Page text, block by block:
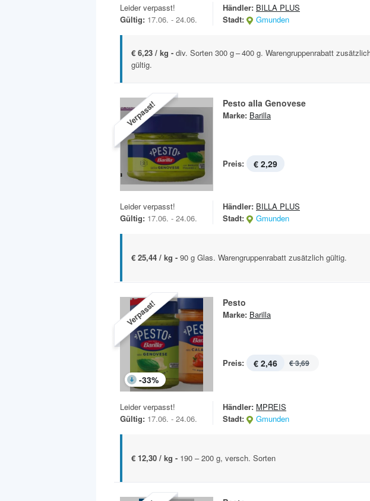
Leider verpasst!
Gültig: 17.06. - 24.06.
Händler: BILLA PLUS
Stadt:
Gmunden
€ 6,23 / kg - div. Sorten 300 g – 400 g. Warengruppenrabatt
gültig.
Verpasst! Pesto alla Genovese
Marke: Barilla
Preis: € 2,29
Leider verpasst!
Gültig: 17.06. - 24.06.
Händler: BILLA PLUS
Stadt:
Gmunden
€ 25,44 / kg - 90 g Glas. Warengruppenrabatt zusätzlich gültig.
Verpasst!
-33%
Pesto
Marke: Barilla
Preis: € 2,46 € 3,69
Leider verpasst!
Gültig: 17.06. - 24.06.
Händler: MPREIS
Stadt:
Gmunden
€ 12,30 / kg - 190 – 200 g, versch. Sorten